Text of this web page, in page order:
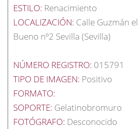
ESTILO: Renacimiento
LOCALIZACIÓN: Calle Guzmán el
Bueno nº2 Sevilla (Sevilla)
NÚMERO REGISTRO: 015791
TIPO DE IMAGEN: Positivo
FORMATO:
SOPORTE: Gelatinobromuro
FOTÓGRAFO: Desconocido